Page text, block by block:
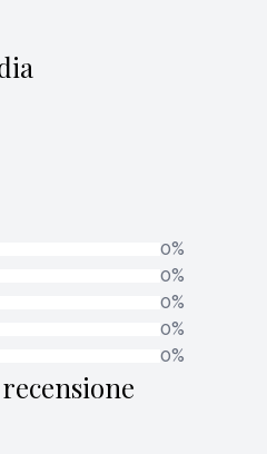
0%
0%
0%
0%
0%